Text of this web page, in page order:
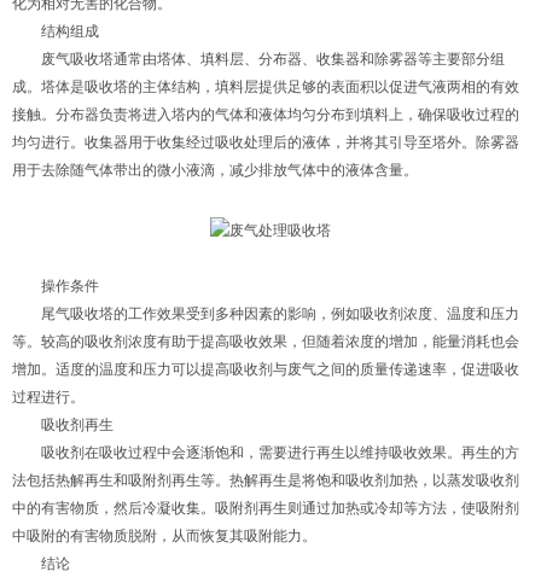
化为相对无害的化合物。
结构组成
废气吸收塔通常由塔体、填料层、分布器、收集器和除雾器等主要部分组
成。塔体是吸收塔的主体结构，填料层提供足够的表面积以促进气液两相的有效
接触。分布器负责将进入塔内的气体和液体均匀分布到填料上，确保吸收过程的
均匀进行。收集器用于收集经过吸收处理后的液体，并将其引导至塔外。除雾器
用于去除随气体带出的微小液滴，减少排放气体中的液体含量。
操作条件
尾气吸收塔的工作效果受到多种因素的影响，例如吸收剂浓度、温度和压力
等。较高的吸收剂浓度有助于提高吸收效果，但随着浓度的增加，能量消耗也会
增加。适度的温度和压力可以提高吸收剂与废气之间的质量传递速率，促进吸收
过程进行。
吸收剂再生
吸收剂在吸收过程中会逐渐饱和，需要进行再生以维持吸收效果。再生的方
法包括热解再生和吸附剂再生等。热解再生是将饱和吸收剂加热，以蒸发吸收剂
中的有害物质，然后冷凝收集。吸附剂再生则通过加热或冷却等方法，使吸附剂
中吸附的有害物质脱附，从而恢复其吸附能力。
结论